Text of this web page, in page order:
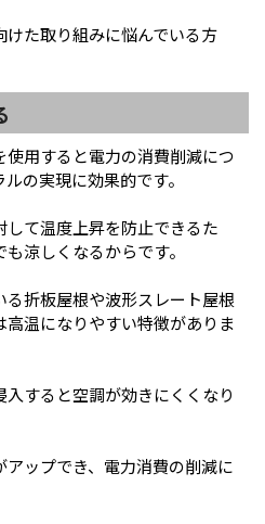
た取り組みに悩んでいる方
用すると電力の消費削減につ
の実現に効果的です。
て温度上昇を防止できるた
涼しくなるからです。
る折板屋根や波形スレート屋根
温になりやすい特徴がありま
すると空調が効きにくくなり
ップでき、電力消費の削減に